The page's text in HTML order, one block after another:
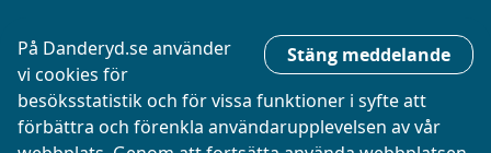
Stäng meddelande
På Danderyd.se använder
vi cookies för
besöksstatistik och för vissa funktioner i syfte att
förbättra och förenkla användarupplevelsen av vår